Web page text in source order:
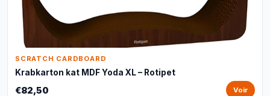
SCRATCH CARDBOARD
Krabkarton kat MDF Yoda XL – Rotipet
€82,50 Voir